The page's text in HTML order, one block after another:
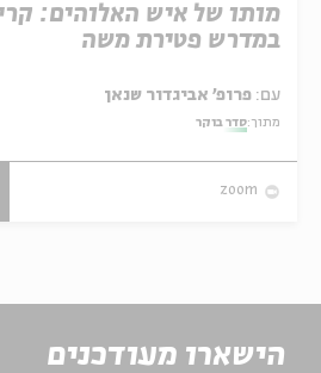
מותו של איש האלוהים:
במדרש פטירת משה
עם:
מתוך:סדר בוקר
zoom
הישארו מעודכנים